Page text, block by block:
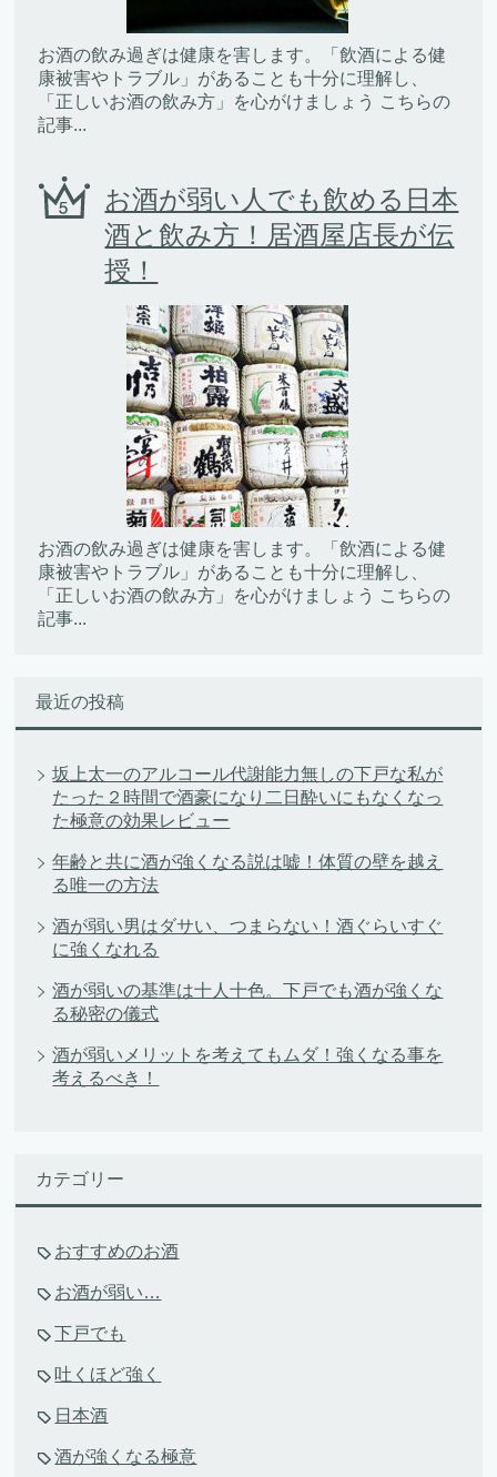
お酒の飲み過ぎは健康を害します。「飲酒による健
康被害やトラブル」があることも十分に理解し、
「正しいお酒の飲み方」を心がけましょう こちらの
記事...
お酒が弱い人でも飲める日本
酒と飲み方！居酒屋店長が伝
授！
お酒の飲み過ぎは健康を害します。「飲酒による健
康被害やトラブル」があることも十分に理解し、
「正しいお酒の飲み方」を心がけましょう こちらの
記事...
最近の投稿
坂上太一のアルコール代謝能力無しの下戸な私が
たった２時間で酒豪になり二日酔いにもなくなっ
た極意の効果レビュー
年齢と共に酒が強くなる説は嘘！体質の壁を越え
る唯一の方法
酒が弱い男はダサい、つまらない！酒ぐらいすぐ
に強くなれる
酒が弱いの基準は十人十色。下戸でも酒が強くな
る秘密の儀式
酒が弱いメリットを考えてもムダ！強くなる事を
考えるべき！
カテゴリー
おすすめのお酒
お酒が弱い…
下戸でも
吐くほど強く
日本酒
酒が強くなる極意